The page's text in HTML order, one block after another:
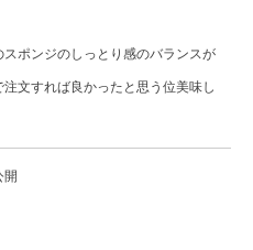
ポンジのしっとり感のバランスが
文すれば良かったと思う位美味し
開